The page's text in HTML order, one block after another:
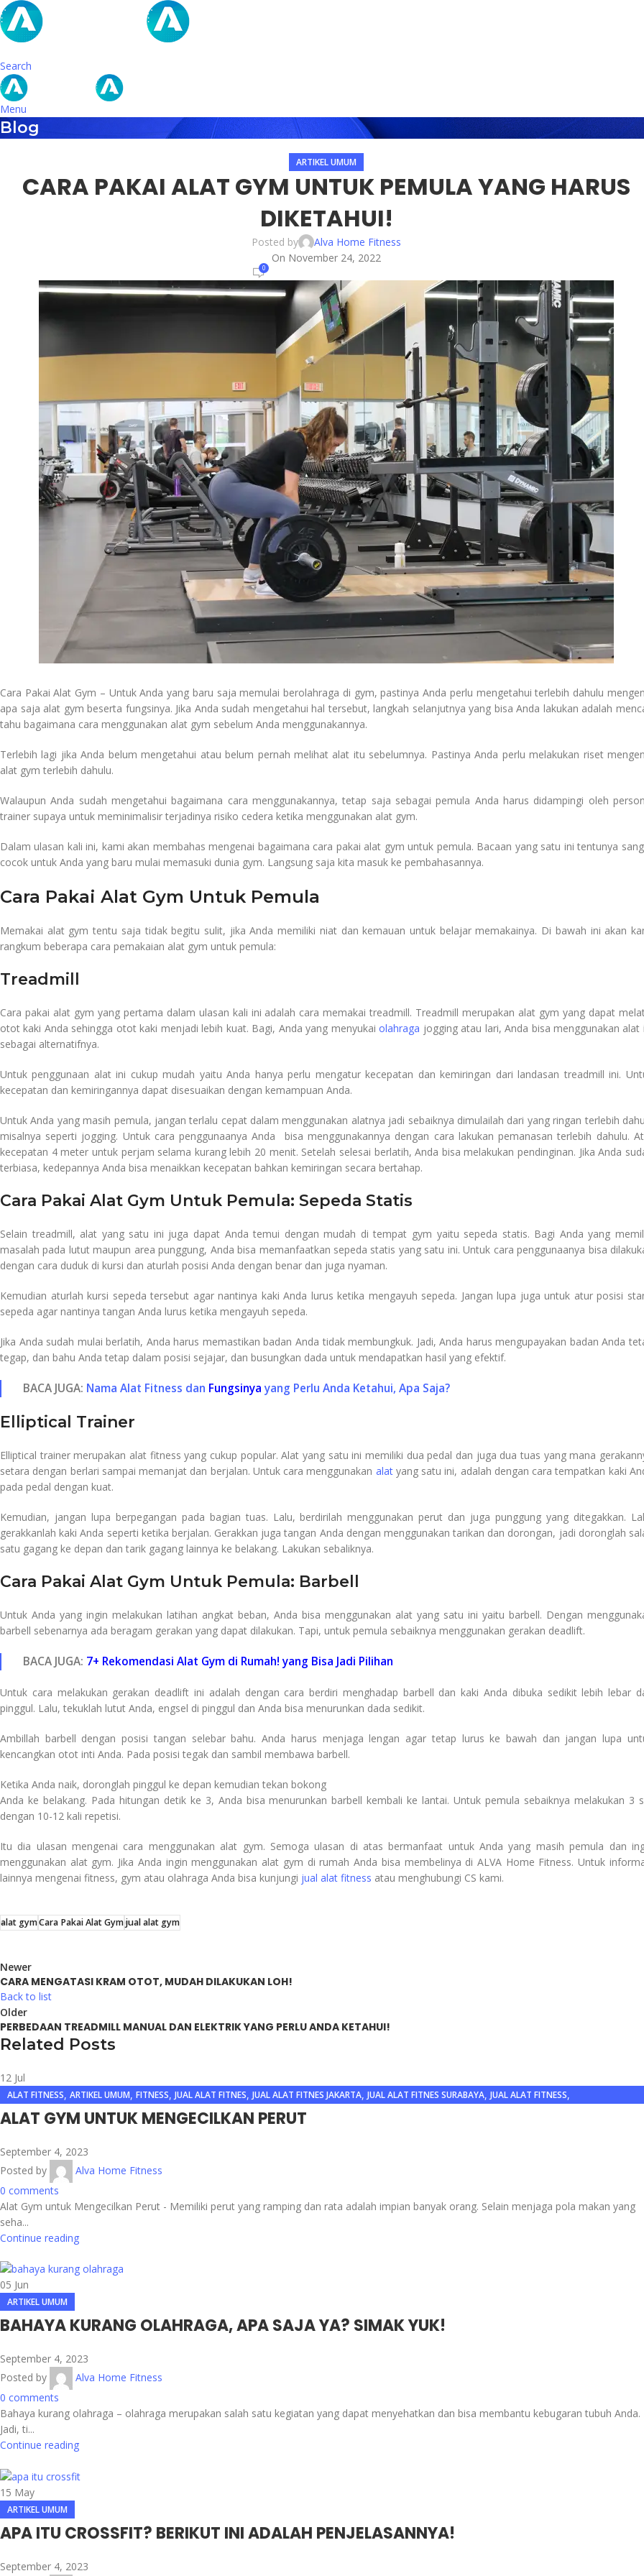
Search
Menu
Blog
ARTIKEL UMUM
CARA PAKAI ALAT GYM UNTUK PEMULA YANG HARUS
DIKETAHUI!
Posted by
Alva Home Fitness
On November 24, 2022
0
Cara Pakai Alat Gym – Untuk Anda yang baru saja memulai berolahraga di gym, pastinya Anda perlu mengetahui terlebih dahulu
apa saja alat gym beserta fungsinya. Jika Anda sudah mengetahui hal tersebut, langkah selanjutnya yang bisa Anda lakukan adalah
tahu bagaimana cara menggunakan alat gym sebelum Anda menggunakannya.
Terlebih lagi jika Anda belum mengetahui atau belum pernah melihat alat itu sebelumnya. Pastinya Anda perlu melakukan riset
alat gym terlebih dahulu.
Walaupun Anda sudah mengetahui bagaimana cara menggunakannya, tetap saja sebagai pemula Anda harus didampingi oleh
trainer supaya untuk meminimalisir terjadinya risiko cedera ketika menggunakan alat gym.
Dalam ulasan kali ini, kami akan membahas mengenai bagaimana cara pakai alat gym untuk pemula. Bacaan yang satu ini tentunya
cocok untuk Anda yang baru mulai memasuki dunia gym. Langsung saja kita masuk ke pembahasannya.
Cara Pakai Alat Gym Untuk Pemula
Memakai alat gym tentu saja tidak begitu sulit, jika Anda memiliki niat dan kemauan untuk belajar memakainya. Di bawah ini akan
rangkum beberapa cara pemakaian alat gym untuk pemula:
Treadmill
Cara pakai alat gym yang pertama dalam ulasan kali ini adalah cara memakai treadmill. Treadmill merupakan alat gym yang dapat
otot kaki Anda sehingga otot kaki menjadi lebih kuat. Bagi, Anda yang menyukaiolahraga jogging atau lari, Anda bisa menggunakan alat
sebagai alternatifnya.
Untuk penggunaan alat ini cukup mudah yaitu Anda hanya perlu mengatur kecepatan dan kemiringan dari landasan treadmill ini.
kecepatan dan kemiringannya dapat disesuaikan dengan kemampuan Anda.
Untuk Anda yang masih pemula, jangan terlalu cepat dalam menggunakan alatnya jadi sebaiknya dimulailah dari yang ringan terlebih
misalnya seperti jogging. Untuk cara penggunaanya Anda bisa menggunakannya dengan cara lakukan pemanasan terlebih dahulu.
kecepatan 4 meter untuk perjam selama kurang lebih 20 menit. Setelah selesai berlatih, Anda bisa melakukan pendinginan. Jika Anda
terbiasa, kedepannya Anda bisa menaikkan kecepatan bahkan kemiringan secara bertahap.
Cara Pakai Alat Gym Untuk Pemula: Sepeda Statis
Selain treadmill, alat yang satu ini juga dapat Anda temui dengan mudah di tempat gym yaitu sepeda statis. Bagi Anda yang
masalah pada lutut maupun area punggung, Anda bisa memanfaatkan sepeda statis yang satu ini. Untuk cara penggunaanya bisa
dengan cara duduk di kursi dan aturlah posisi Anda dengan benar dan juga nyaman.
Kemudian aturlah kursi sepeda tersebut agar nantinya kaki Anda lurus ketika mengayuh sepeda. Jangan lupa juga untuk atur posisi
sepeda agar nantinya tangan Anda lurus ketika mengayuh sepeda.
Jika Anda sudah mulai berlatih, Anda harus memastikan badan Anda tidak membungkuk. Jadi, Anda harus mengupayakan badan Anda
tegap, dan bahu Anda tetap dalam posisi sejajar, dan busungkan dada untuk mendapatkan hasil yang efektif.
BACA JUGA: Nama Alat Fitness dan Fungsinyayang Perlu Anda Ketahui, Apa Saja?
Elliptical Trainer
Elliptical trainer merupakan alat fitness yang cukup popular. Alat yang satu ini memiliki dua pedal dan juga dua tuas yang mana
setara dengan berlari sampai memanjat dan berjalan. Untuk cara menggunakan alatyang satu ini, adalah dengan cara tempatkan kaki
pada pedal dengan kuat.
Kemudian, jangan lupa berpegangan pada bagian tuas. Lalu, berdirilah menggunakan perut dan juga punggung yang ditegakkan.
gerakkanlah kaki Anda seperti ketika berjalan. Gerakkan juga tangan Anda dengan menggunakan tarikan dan dorongan, jadi doronglah
satu gagang ke depan dan tarik gagang lainnya ke belakang. Lakukan sebaliknya.
Cara Pakai Alat Gym Untuk Pemula: Barbell
Untuk Anda yang ingin melakukan latihan angkat beban, Anda bisa menggunakan alat yang satu ini yaitu barbell. Dengan
barbell sebenarnya ada beragam gerakan yang dapat dilakukan. Tapi, untuk pemula sebaiknya menggunakan gerakan deadlift.
BACA JUGA: 7+ Rekomendasi Alat Gym di Rumah! yang Bisa Jadi Pilihan
Untuk cara melakukan gerakan deadlift ini adalah dengan cara berdiri menghadap barbell dan kaki Anda dibuka sedikit lebih lebar
pinggul. Lalu, tekuklah lutut Anda, engsel di pinggul dan Anda bisa menurunkan dada sedikit.
Ambillah barbell dengan posisi tangan selebar bahu. Anda harus menjaga lengan agar tetap lurus ke bawah dan jangan lupa
kencangkan otot inti Anda. Pada posisi tegak dan sambil membawa barbell.
Ketika Anda naik, doronglah pinggul ke depan kemudian tekan bokong
Anda ke belakang. Pada hitungan detik ke 3, Anda bisa menurunkan barbell kembali ke lantai. Untuk pemula sebaiknya melakukan 3
dengan 10-12 kali repetisi.
Itu dia ulasan mengenai cara menggunakan alat gym. Semoga ulasan di atas bermanfaat untuk Anda yang masih pemula dan
menggunakan alat gym. Jika Anda ingin menggunakan alat gym di rumah Anda bisa membelinya di ALVA Home Fitness. Untuk
lainnya mengenai fitness, gym atau olahraga Anda bisa kunjungi jual alat fitness atau menghubungi CS kami.
alat gymCara Pakai Alat Gymjual alat gym
Newer
CARA MENGATASI KRAM OTOT, MUDAH DILAKUKAN LOH!
Back to list
Older
PERBEDAAN TREADMILL MANUAL DAN ELEKTRIK YANG PERLU ANDA KETAHUI!
Related Posts
12 Jul
ALAT FITNESS, ARTIKEL UMUM, FITNESS, JUAL ALAT FITNES, JUAL ALAT FITNES JAKARTA, JUAL ALAT FITNES SURABAYA, JUAL ALAT FITNESS,
JUAL ALAT FITNESS JAKARTA ,JUAL ALAT FITNESS SURABAYA, MEMBENTUK OTOT
ALAT GYM UNTUK MENGECILKAN PERUT
September 4, 2023
Posted by
Alva Home Fitness
0 comments
Alat Gym untuk Mengecilkan Perut - Memiliki perut yang ramping dan rata adalah impian banyak orang. Selain menjaga pola makan yang
seha...
Continue reading
05 Jun
ARTIKEL UMUM
BAHAYA KURANG OLAHRAGA, APA SAJA YA? SIMAK YUK!
September 4, 2023
Posted by
Alva Home Fitness
0 comments
Bahaya kurang olahraga – olahraga merupakan salah satu kegiatan yang dapat menyehatkan dan bisa membantu kebugaran tubuh Anda.
Jadi, ti...
Continue reading
15 May
ARTIKEL UMUM
APA ITU CROSSFIT? BERIKUT INI ADALAH PENJELASANNYA!
September 4, 2023